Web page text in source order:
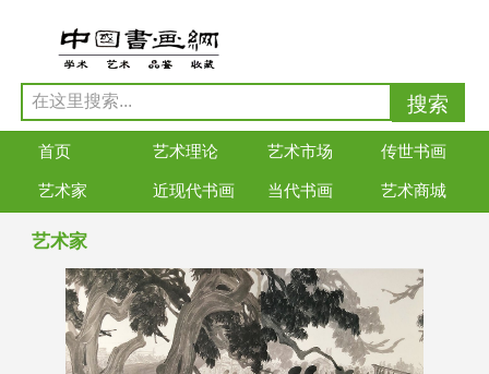
首页 艺术理论 艺术市场 传世书画
艺术家 近现代书画 当代书画 艺术商城
艺术家